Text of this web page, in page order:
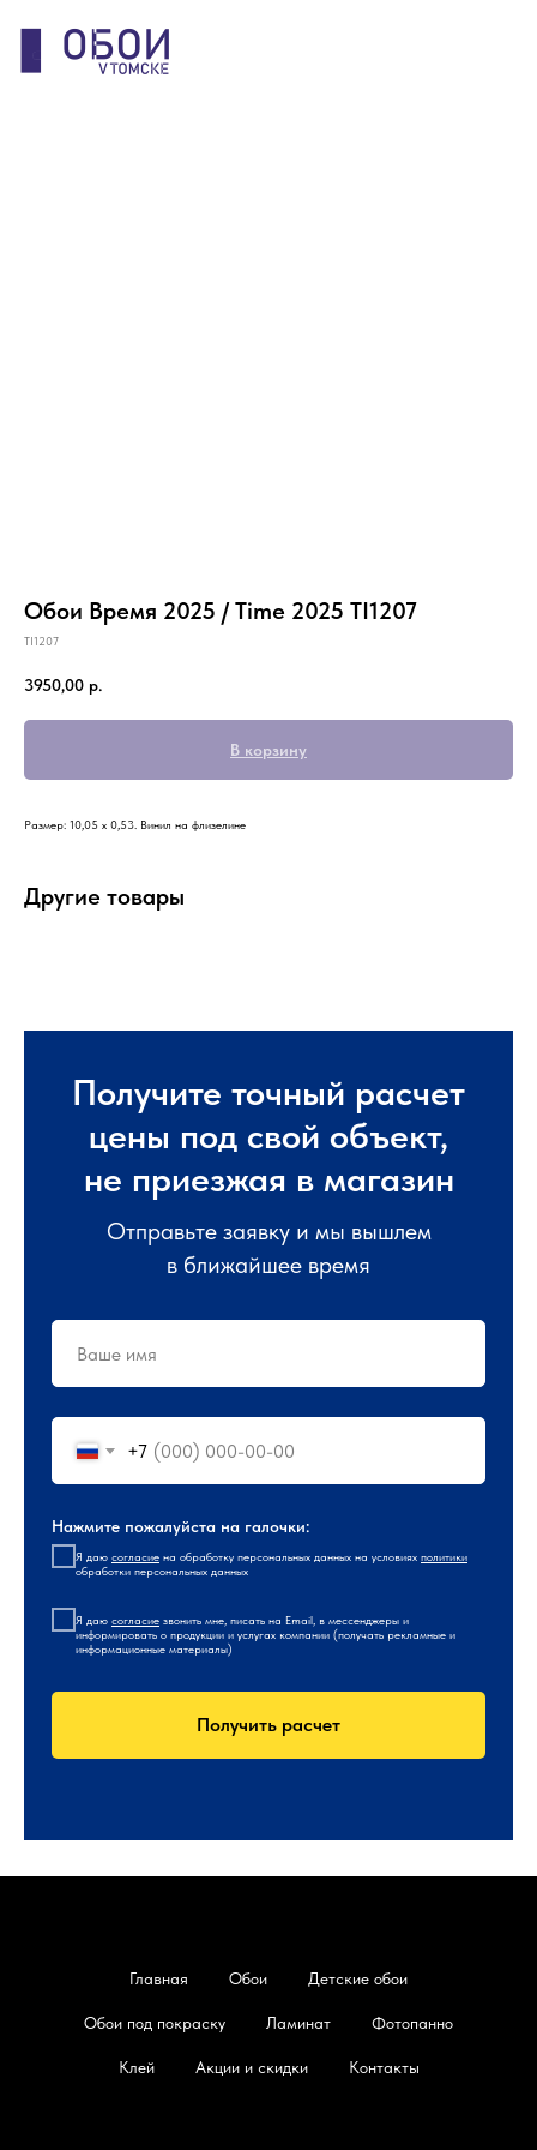
Обои Время 2025 / Time 2025 TI1207
TI1207
3950,00 р.
В корзину
Размер: 10,05 х 0,53. Винил на флизелине
Другие товары
Получите точный расчет
цены под свой объект,
не приезжая в магазин
Отправьте заявку и мы вышлем
в ближайшее время
+7
Нажмите пожалуйста на галочки:
Я даю согласие на обработку персональных данных на условиях политики
обработки персональных данных
Я даю согласие звонить мне, писать на Email, в мессенджеры и
информировать о продукции и услугах компании (получать рекламные и
информационные материалы)
Получить расчет
Главная Обои Детские обои
Обои под покраску Ламинат Фотопанно
Клей Акции и скидки Контакты